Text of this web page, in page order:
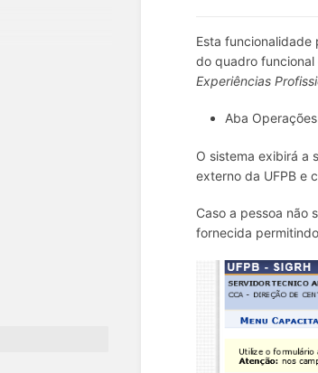
Esta
do quadro
Experiências
Aba
O sistema exibirá a
externo da UFPB e
Caso a pessoa não
fornecida